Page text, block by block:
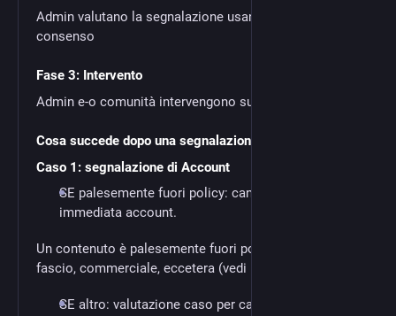
Admin valutano la segnalazione usando il metodo del
consenso
Fase 3: Intervento
Admin e-o comunità intervengono sulla segnalazione
Cosa succede dopo una segnalazione?
Caso 1: segnalazione di Account
SE palesemente fuori policy: cancellazione
immediata account.
Un contenuto è palesemente fuori policy se spam,
fascio, commerciale, eccetera (vedi policy)
SE altro: valutazione caso per caso